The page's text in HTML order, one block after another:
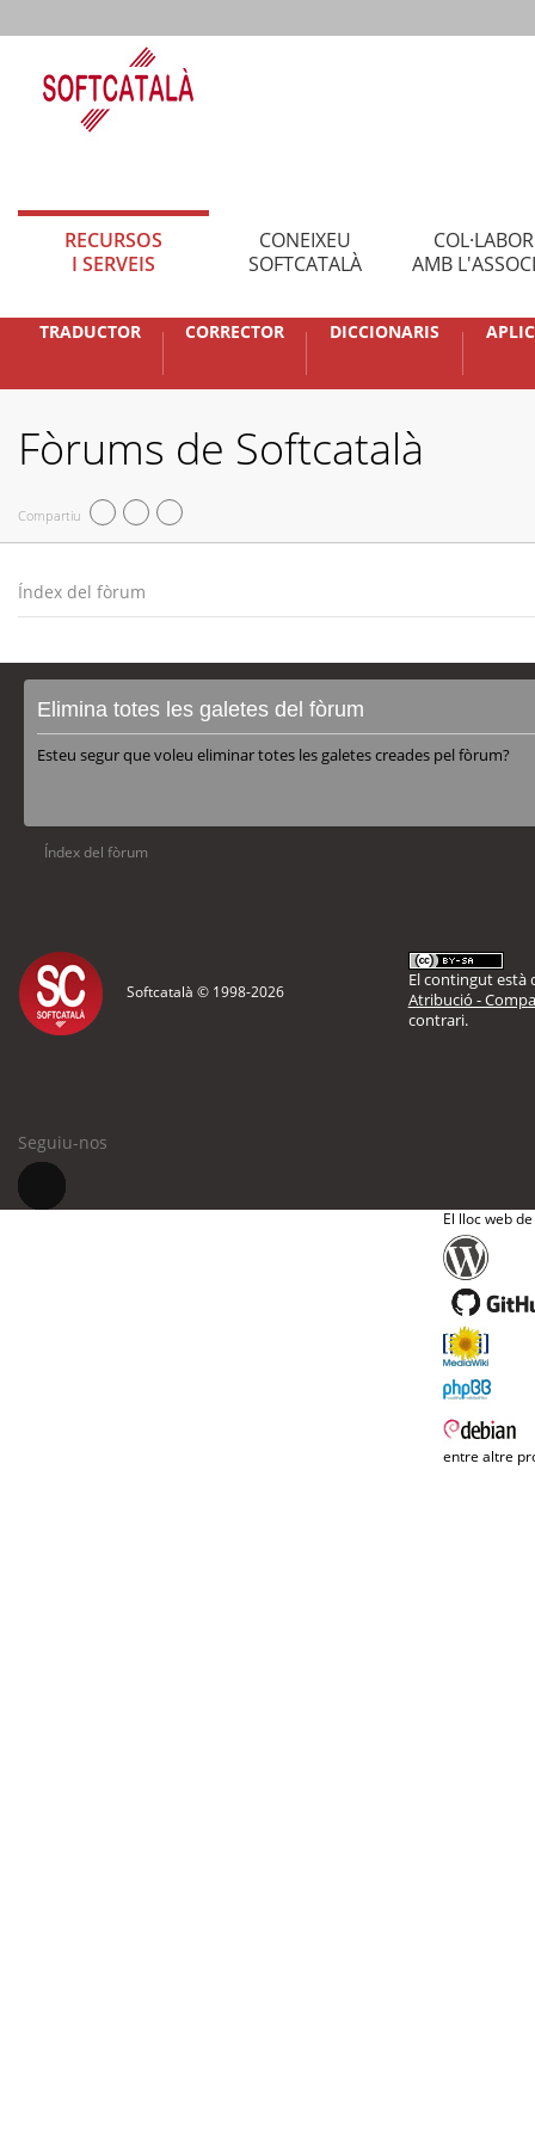
RECURSOS
I SERVEIS
CONEIXEU
SOFTCATALÀ
AMB
TRADUCTOR CORRECTOR DICCIONARIS
Fòrums de Softcatalà
Compartiu
Índex del fòrum
Elimina totes les galetes del fòrum
Esteu segur que voleu eliminar totes les galetes creades pel fòrum?
Índex del fòrum
Softcatalà © 1998-2026
El contingut està
Atribució -
contrari.
Seguiu-nos
El lloc web
entre altre